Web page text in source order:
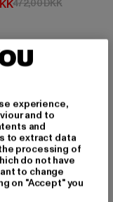
pris: 316,24 DKK
472,00 DKK
experience,
and to
and
to extract data
processing of
do not have
to change
on "Accept" you